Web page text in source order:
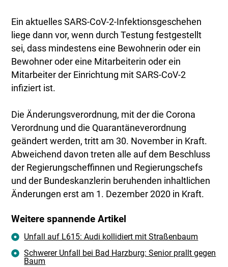
Ein aktuelles SARS-CoV-2-Infektionsgeschehen
liege dann vor, wenn durch Testung festgestellt
sei, dass mindestens eine Bewohnerin oder ein
Bewohner oder eine Mitarbeiterin oder ein
Mitarbeiter der Einrichtung mit SARS-CoV-2
infiziert ist.
Die Änderungsverordnung, mit der die Corona
Verordnung und die Quarantäneverordnung
geändert werden, tritt am 30. November in Kraft.
Abweichend davon treten alle auf dem Beschluss
der Regierungscheffinnen und Regierungschefs
und der Bundeskanzlerin beruhenden inhaltlichen
Änderungen erst am 1. Dezember 2020 in Kraft.
Weitere spannende Artikel
Unfall auf L615: Audi kollidiert mit Straßenbaum
Schwerer Unfall bei Bad Harzburg: Senior prallt gegen
Baum